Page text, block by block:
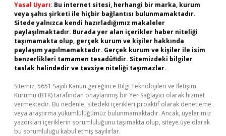
Yasal Uyarı: Bu internet sitesi, herhangi bir marka, kurum
veya şahıs şirketi ile hiçbir bağlantısı bulunmamaktadır.
Sitede yalnızca kendi hazırladığımız makaleler
paylaşılmaktadır. Burada yer alan içerikler haber niteliği
taşımamakta olup, gerçek kurum ve kişiler hakkında
paylaşım yapılmamaktadır. Gerçek kurum ve kişiler ile isim
benzerlikleri tamamen tesadüfidir. Sitemizdeki bilgiler
taslak halindedir ve tavsiye niteliği taşımazlar.
Sitemiz, 5651 Sayılı Kanun gereğince Bilgi Teknolojileri ve İletişim
Kurumu (BTK) tarafından onaylanmış bir Yer Sağlayıcı olarak hizmet
vermektedir. Bu nedenle, sitedeki içerikleri proaktif olarak denetleme
veya araştırma yükümlülüğümüz bulunmamaktadır. Ancak, üyelerimiz
yazdıkları içeriklerin sorumluluğunu taşımakta olup, siteye üye olarak
bu sorumluluğu kabul etmiş sayılırlar.